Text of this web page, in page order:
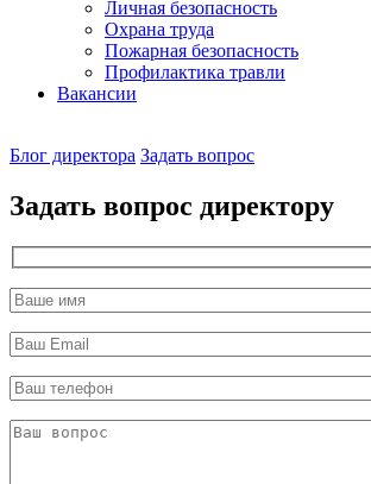
Личная безопасность
Охрана труда
Пожарная безопасность
Профилактика травли
Вакансии
директор
Блог директора Задать вопрос
Задать вопрос директору